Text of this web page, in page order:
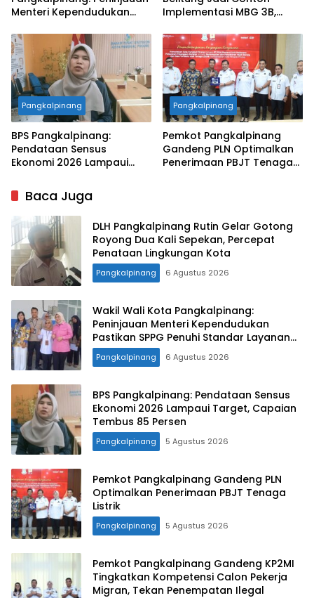
Menteri Kependudukan
Standar Layanan MBG
Implementasi MBG 3B,
Balita Terlayani
Pangkalpinang
BPS Pangkalpinang:
Pendataan Sensus
Ekonomi 2026 Lampaui
85 Persen
Pangkalpinang
Pemkot Pangkalpinang
Gandeng PLN Optimalkan
Penerimaan PBJT Tenaga
Baca Juga
DLH Pangkalpinang Rutin Gelar Gotong
Royong Dua Kali Sepekan, Percepat
Penataan Lingkungan Kota
Pangkalpinang 6 Agustus 2026
Wakil Wali Kota Pangkalpinang:
Peninjauan Menteri Kependudukan
Pastikan SPPG Penuhi Standar Layanan
MBG
Pangkalpinang 6 Agustus 2026
BPS Pangkalpinang: Pendataan Sensus
Ekonomi 2026 Lampaui Target, Capaian
Tembus 85 Persen
Pangkalpinang 5 Agustus 2026
Pemkot Pangkalpinang Gandeng PLN
Optimalkan Penerimaan PBJT Tenaga
Listrik
Pangkalpinang 5 Agustus 2026
Pemkot Pangkalpinang Gandeng KP2MI
Tingkatkan Kompetensi Calon Pekerja
Migran, Tekan Penempatan Ilegal